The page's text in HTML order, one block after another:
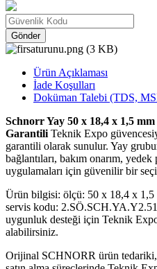
Gönder
Ürün Açıklaması
İade Koşulları
Doküman Talebi (TDS,
Schnorr Yay 50 x 18,4 x 1,5
Garantili Teknik Expo
garantili olarak sunulur. Yay
bağlantıları, bakım onarım,
uygulamaları için güvenilir bir
Ürün bilgisi: ölçü: 50 x 18,4 x 1,5
servis kodu:
uygunluk desteği için Teknik
alabilirsiniz.
Orijinal SCHNORR ürün